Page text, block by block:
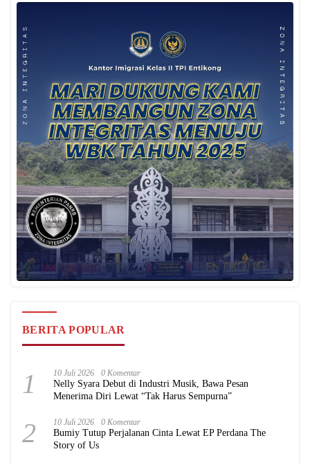
BERITA POPULAR
1 10 Juli 2026 0 Komentar
Nelly Syara Debut di Industri Musik, Bawa Pesan
Menerima Diri Lewat “Tak Harus Sempurna”
2 10 Juli 2026 0 Komentar
Bumiy Tutup Perjalanan Cinta Lewat EP Perdana The
Story of Us